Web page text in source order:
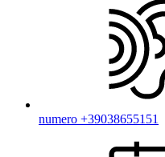
numero +39038655151